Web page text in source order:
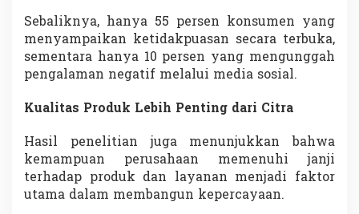
Sebaliknya, hanya 55 persen konsumen yang
menyampaikan ketidakpuasan secara terbuka,
sementara hanya 10 persen yang mengunggah
pengalaman negatif melalui media sosial.
Kualitas Produk Lebih Penting dari Citra
Hasil penelitian juga menunjukkan bahwa
kemampuan perusahaan memenuhi janji
terhadap produk dan layanan menjadi faktor
utama dalam membangun kepercayaan.